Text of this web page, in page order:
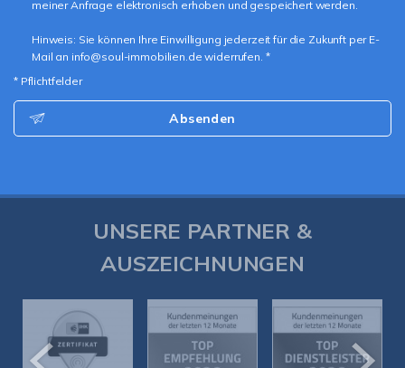
meiner Anfrage elektronisch erhoben und gespeichert werden.
Hinweis: Sie können Ihre Einwilligung jederzeit für die Zukunft per E-
Mail an info@soul-immobilien.de widerrufen. *
* Pflichtfelder
Absenden
UNSERE PARTNER &
AUSZEICHNUNGEN